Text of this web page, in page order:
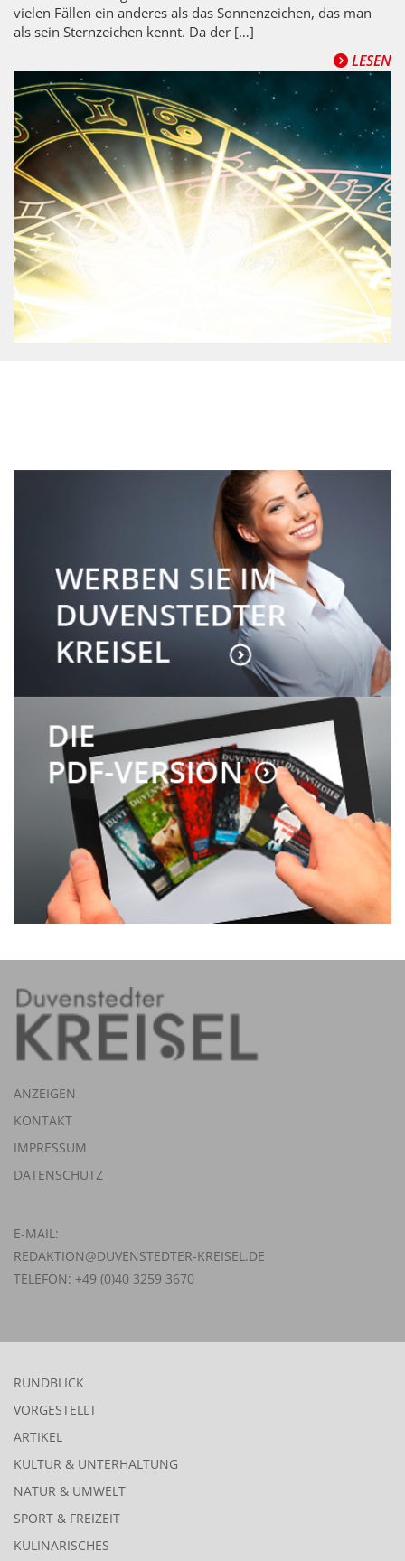
vielen Fällen ein anderes als das Sonnenzeichen, das man
als sein Sternzeichen kennt. Da der […]
LESEN
ANZEIGEN
KONTAKT
IMPRESSUM
DATENSCHUTZ
E-MAIL:
REDAKTION@DUVENSTEDTER-KREISEL.DE
TELEFON: +49 (0)40 3259 3670
RUNDBLICK
VORGESTELLT
ARTIKEL
KULTUR & UNTERHALTUNG
NATUR & UMWELT
SPORT & FREIZEIT
KULINARISCHES